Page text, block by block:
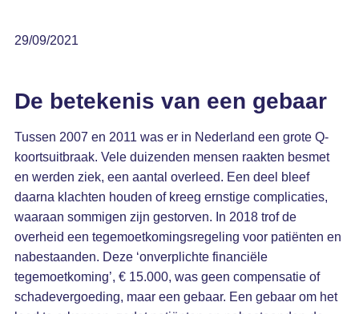
29/09/2021
De betekenis van een gebaar
Tussen 2007 en 2011 was er in Nederland een grote Q-
koortsuitbraak. Vele duizenden mensen raakten besmet
en werden ziek, een aantal overleed. Een deel bleef
daarna klachten houden of kreeg ernstige complicaties,
waaraan sommigen zijn gestorven. In 2018 trof de
overheid een tegemoetkomingsregeling voor patiënten en
nabestaanden. Deze ‘onverplichte financiële
tegemoetkoming’, € 15.000, was geen compensatie of
schadevergoeding, maar een gebaar. Een gebaar om het